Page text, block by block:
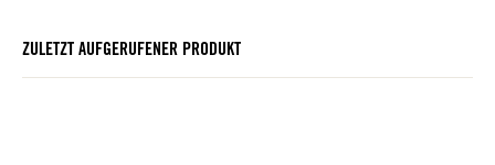
ZULETZT AUFGERUFENER PRODUKT